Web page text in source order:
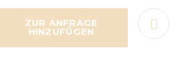
ZUR ANFRAGE
HINZUFÜGEN